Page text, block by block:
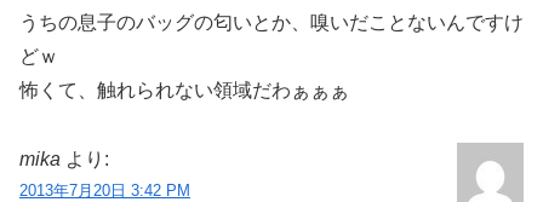
うちの息子のバッグの匂いとか、嗅いだことないんですけ
どｗ
怖くて、触れられない領域だわぁぁぁ
mika より:
2013年7月20日 3:42 PM